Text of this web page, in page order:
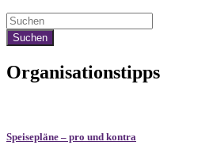
Organisationstipps
Speisepläne – pro und kontra